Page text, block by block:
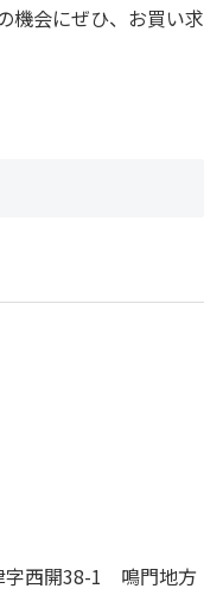
機会にぜひ、お買い求
字西開38-1 鳴門地方